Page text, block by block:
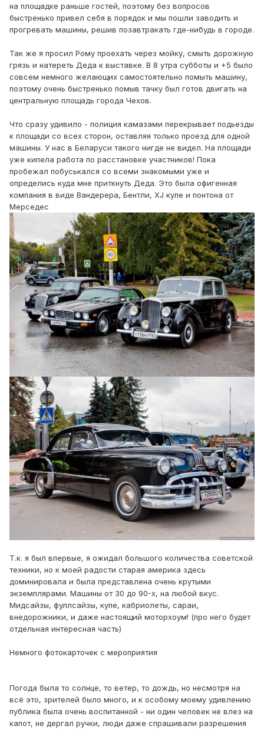
на площадке раньше гостей, поэтому без вопросов
быстренько привел себя в порядок и мы пошли заводить и
прогревать машины, решив позавтракать где-нибудь в городе.
Так же я просил Рому проехать через мойку, смыть дорожную
грязь и натереть Деда к выставке. В 8 утра субботы и +5 было
совсем немного желающих самостоятельно помыть машину,
поэтому очень быстренько помыв тачку был готов двигать на
центральную площадь города Чехов.
Что сразу удивило - полиция камазами перекрывает подьезды
к площади со всех сторон, оставляя только проезд для одной
машины. У нас в Беларуси такого нигде не видел. На площади
уже кипела работа по расстановке участников! Пока
пробежал побуськался со всеми знакомыми уже и
определись куда мне приткнуть Деда. Это была офигенная
компания в виде Вандерера, Бентли, XJ купе и понтона от
Мерседес
Т.к. я был впервые, я ожидал большого количества советской
техники, но к моей радости старая америка здесь
доминировала и была представлена очень крутыми
экземплярами. Машины от 30 до 90-х, на любой вкус.
Мидсайзы, фуллсайзы, купе, кабриолеты, сараи,
внедорожники, и даже настоящий моторхоум! (про него будет
отдельная интересная часть)
Немного фотокарточек с мероприятия
Погода была то солнце, то ветер, то дождь, но несмотря на
всё это, зрителей было много, и к особому моему удивлению
публика была очень воспитанной - ни один человек не влез на
капот, не дергал ручки, люди даже спрашивали разрешения